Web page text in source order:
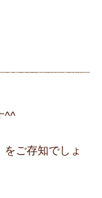
^^
ご存知でしょ